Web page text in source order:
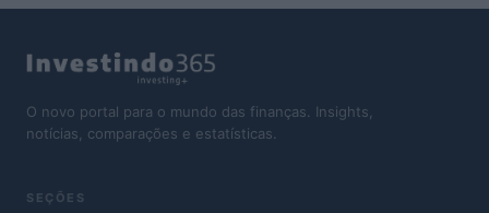
O novo portal para o mundo das finanças. Insights,
notícias, comparações e estatísticas.
SEÇÕES